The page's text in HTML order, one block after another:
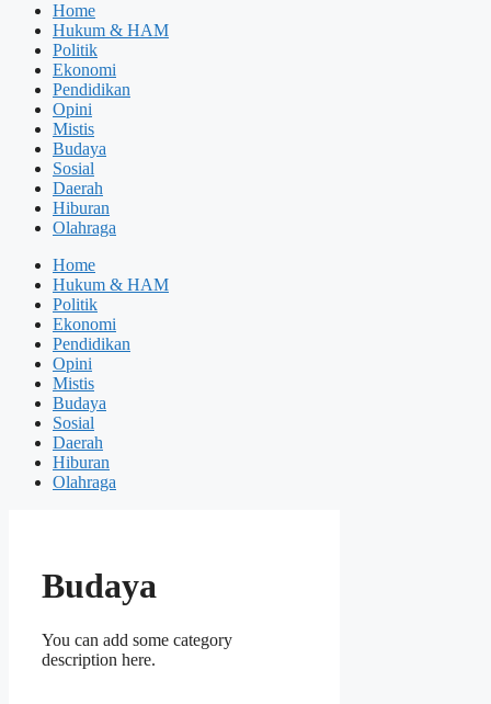
Home
Hukum & HAM
Politik
Ekonomi
Pendidikan
Opini
Mistis
Budaya
Sosial
Daerah
Hiburan
Olahraga
Home
Hukum & HAM
Politik
Ekonomi
Pendidikan
Opini
Mistis
Budaya
Sosial
Daerah
Hiburan
Olahraga
Budaya
You can add some category
description here.